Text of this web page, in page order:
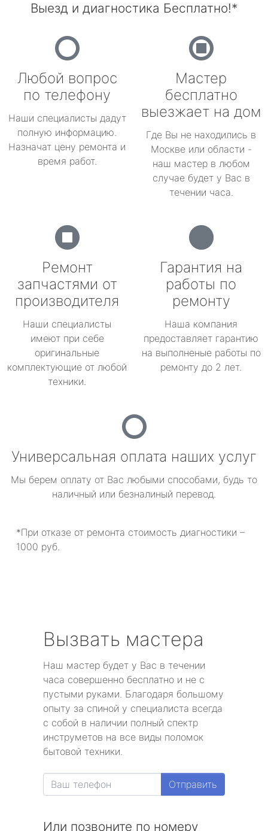
Выезд и диагностика Бесплатно!*
Любой вопрос
по телефону
Наши специалисты дадут
полную информацию.
Назначат цену ремонта и
время работ.
Мастер
бесплатно
выезжает на дом
Где Вы не находились в
Москве или области -
наш мастер в любом
случае будет у Вас в
течении часа.
Ремонт
запчастями от
производителя
Наши специалисты
имеют при себе
оригинальные
комплектующие от любой
техники.
Гарантия на
работы по
ремонту
Наша компания
предоставляет гарантию
на выполненые работы по
ремонту до 2 лет.
Универсальная оплата наших услуг
Мы берем оплату от Вас любыми способами, будь то
наличный или безналиный перевод.
*При отказе от ремонта стоимость диагностики –
1000 руб.
Вызвать мастера
Наш мастер будет у Вас в течении
часа совершенно бесплатно и не с
пустыми руками. Благодаря большому
опыту за спиной у специалиста всегда
с собой в наличии полный спектр
инструметов на все виды поломок
бытовой техники.
Отправить
Или позвоните по номеру